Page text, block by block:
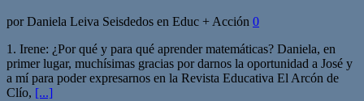
por Daniela Leiva Seisdedos en Educ + Acción 0
1. Irene: ¿Por qué y para qué aprender matemáticas? Daniela, en
primer lugar, muchísimas gracias por darnos la oportunidad a José y
a mí para poder expresarnos en la Revista Educativa El Arcón de
Clío, [...]